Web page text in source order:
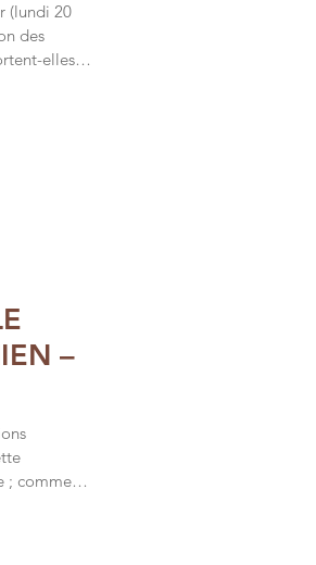
(lundi 20
des
elles ?
–
; comment